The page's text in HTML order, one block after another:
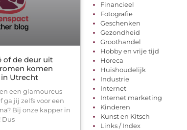
of de deur uit
komen
Utrecht
een glamoureus
ga jij zelfs voor een
Bij onze kapper in
Dus
Financieel
Fotografie
Geschenken
Gezondheid
Groothandel
Hobby en vrije tijd
Horeca
Huishoudelijk
Industrie
Internet
Internet marketing
Kinderen
Kunst en Kitsch
Links / Index